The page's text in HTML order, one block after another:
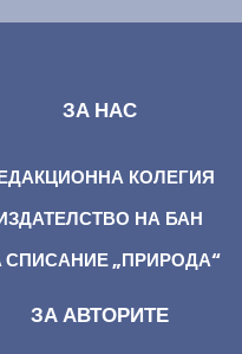
ЗА НАС
КОЛЕГИЯ
НА БАН
СПИСАНИЕ „ПРИРОДА“
ЗА АВТОРИТЕ